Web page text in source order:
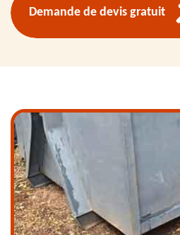
Demande de devis gratuit